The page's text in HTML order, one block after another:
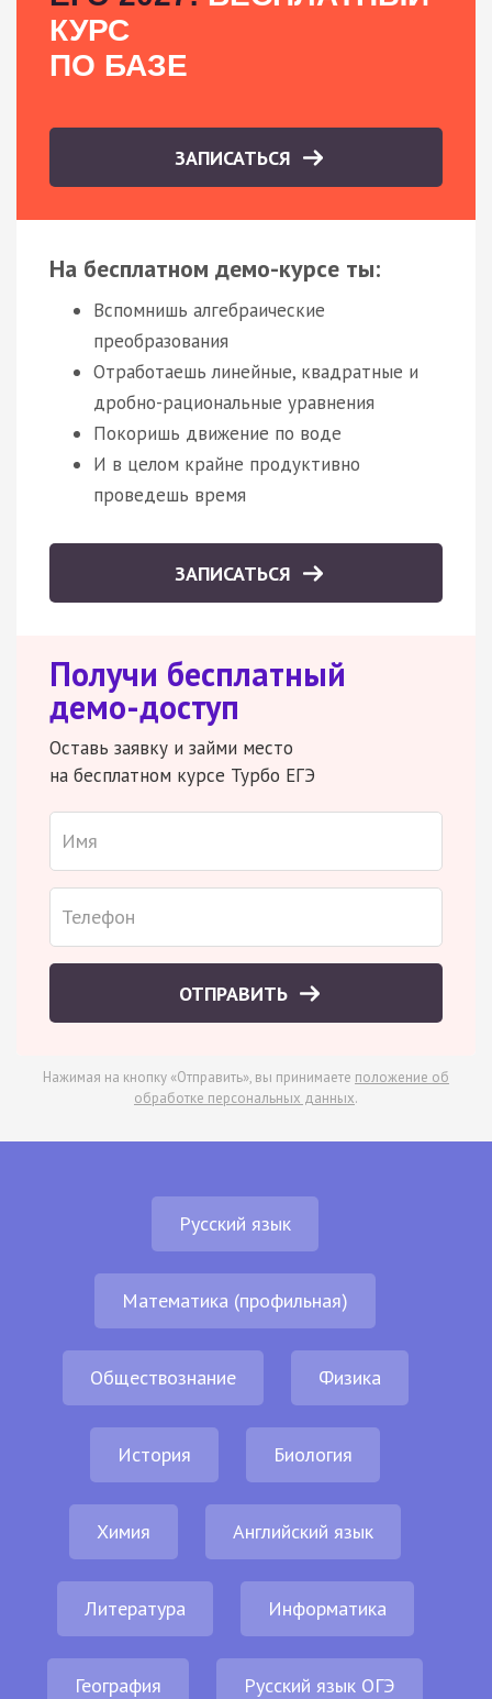
КУРС
ПО БАЗЕ
ЗАПИСАТЬСЯ
На бесплатном демо-курсе ты:
Вспомнишь алгебраические
преобразования
Отработаешь линейные, квадратные и
дробно-рациональные уравнения
Покоришь движение по воде
И в целом крайне продуктивно
проведешь время
ЗАПИСАТЬСЯ
Получи бесплатный
демо-доступ
Оставь заявку и займи место
на бесплатном курсе Турбо ЕГЭ
ОТПРАВИТЬ
Нажимая на кнопку «Отправить», вы принимаете положение об
обработке персональных данных.
Русский язык
Математика (профильная)
Обществознание Физика
История Биология
Химия Английский язык
Литература Информатика
География Русский язык ОГЭ